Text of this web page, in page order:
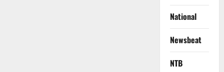
National
Newsbeat
NTB